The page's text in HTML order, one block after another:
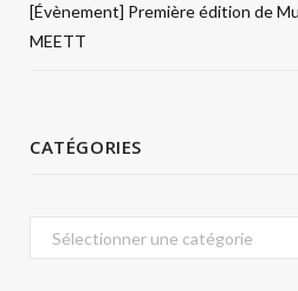
[Évènement] Première édition de
MEETT
CATÉGORIES
Catégories